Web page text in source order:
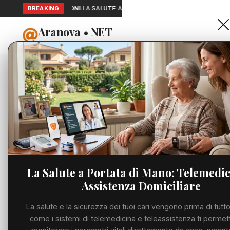
BREAKING
SEGNALAZIONI: LA SALUTE A PORTATA DI MANO: TELEMEDICINA E
Aranova • NET
PORTALE UTILE AL TERRITORIO
Home
Cronaca
Viabilità
Utilità
Meteo
Eventi
La Salute a Portata di Mano:
Assistenza Domiciliare
La salute e la sicurezza dei tuoi cari vengono prima di
come i sistemi di telemedicina e teleassistenza ti
Precedente